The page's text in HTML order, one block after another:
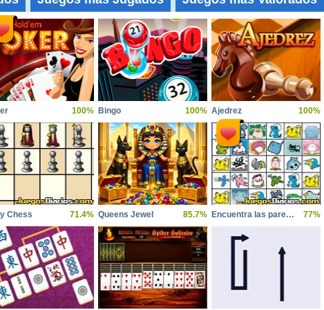
100% Bingo 100% Ajedrez 100%
Chess 71.4% Queens Jewel 85.7% Encuentra las parejas 77%